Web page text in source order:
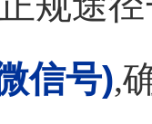
信号),